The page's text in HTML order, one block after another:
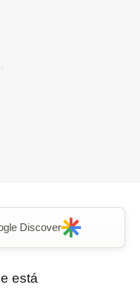
Discover
está